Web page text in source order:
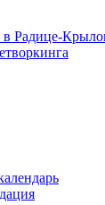
Радице-